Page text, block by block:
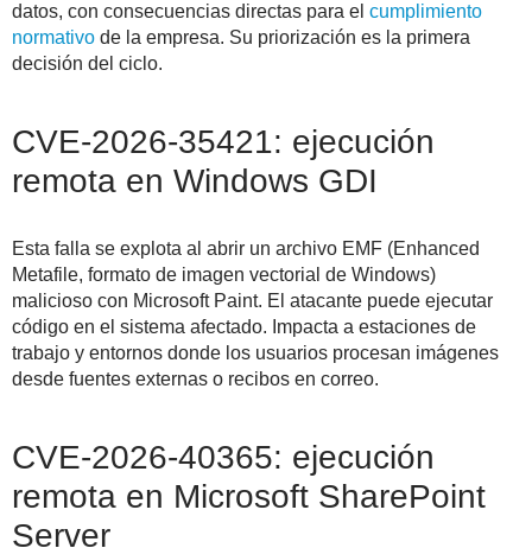
datos, con consecuencias directas para el cumplimiento
normativo de la empresa. Su priorización es la primera
decisión del ciclo.
CVE-2026-35421: ejecución
remota en Windows GDI
Esta falla se explota al abrir un archivo EMF (Enhanced
Metafile, formato de imagen vectorial de Windows)
malicioso con Microsoft Paint. El atacante puede ejecutar
código en el sistema afectado. Impacta a estaciones de
trabajo y entornos donde los usuarios procesan imágenes
desde fuentes externas o recibos en correo.
CVE-2026-40365: ejecución
remota en Microsoft SharePoint
Server